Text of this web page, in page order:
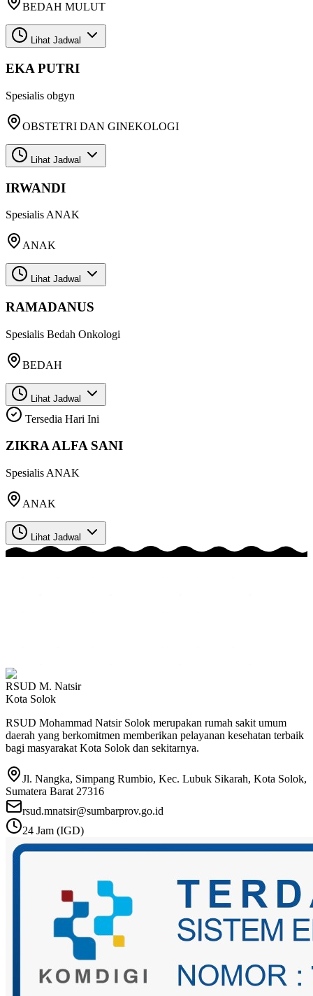
BEDAH MULUT
Lihat Jadwal
EKA PUTRI
Spesialis obgyn
OBSTETRI DAN GINEKOLOGI
Lihat Jadwal
IRWANDI
Spesialis ANAK
ANAK
Lihat Jadwal
RAMADANUS
Spesialis Bedah Onkologi
BEDAH
Lihat Jadwal
Tersedia Hari Ini
ZIKRA ALFA SANI
Spesialis ANAK
ANAK
Lihat Jadwal
RSUD M. Natsir
Kota Solok
RSUD Mohammad Natsir Solok merupakan rumah sakit umum
daerah yang berkomitmen memberikan pelayanan kesehatan terbaik
bagi masyarakat Kota Solok dan sekitarnya.
Jl. Nangka, Simpang Rumbio, Kec. Lubuk Sikarah, Kota Solok,
Sumatera Barat 27316
rsud.mnatsir@sumbarprov.go.id
24 Jam (IGD)